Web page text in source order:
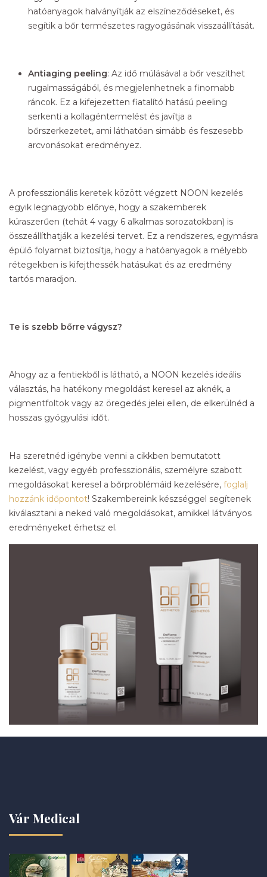
hatóanyagok halványítják az elszíneződéseket, és
segítik a bőr természetes ragyogásának visszaállítását.
Antiaging peeling: Az idő múlásával a bőr veszíthet
rugalmasságából, és megjelenhetnek a finomabb
ráncok. Ez a kifejezetten fiatalító hatású peeling
serkenti a kollagéntermelést és javítja a
bőrszerkezetet, ami láthatóan simább és feszesebb
arcvonásokat eredményez.
A professzionális keretek között végzett NOON kezelés
egyik legnagyobb előnye, hogy a szakemberek
kúraszerűen (tehát 4 vagy 6 alkalmas sorozatokban) is
összeállíthatják a kezelési tervet. Ez a rendszeres, egymásra
épülő folyamat biztosítja, hogy a hatóanyagok a mélyebb
rétegekben is kifejthessék hatásukat és az eredmény
tartós maradjon.
Te is szebb bőrre vágysz?
Ahogy az a fentiekből is látható, a NOON kezelés ideális
választás, ha hatékony megoldást keresel az aknék, a
pigmentfoltok vagy az öregedés jelei ellen, de elkerülnéd a
hosszas gyógyulási időt.
Ha szeretnéd igénybe venni a cikkben bemutatott
kezelést, vagy egyéb professzionális, személyre szabott
megoldásokat keresel a bőrproblémáid kezelésére, foglalj
hozzánk időpontot! Szakembereink készséggel segítenek
kiválasztani a neked való megoldásokat, amikkel látványos
eredményeket érhetsz el.
Vár Medical